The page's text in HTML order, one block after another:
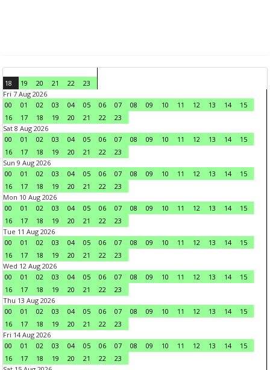
18 19 20 21 22
23
Fri 7 Aug 2026
00
01 02 03 04 05 06 07 08 09 10 11 12 13 14
15
16
17 18 19 20 21 22
23
Sat 8 Aug 2026
00
01 02 03 04 05 06 07 08 09 10 11 12 13 14
15
16
17 18 19 20 21 22
23
Sun 9 Aug 2026
00
01 02 03 04 05 06 07 08 09 10 11 12 13 14
15
16
17 18 19 20 21 22
23
Mon 10 Aug 2026
00
01 02 03 04 05 06 07 08 09 10 11 12 13 14
15
16
17 18 19 20 21 22
23
Tue 11 Aug 2026
00
01 02 03 04 05 06 07 08 09 10 11 12 13 14
15
16
17 18 19 20 21 22
23
Wed 12 Aug 2026
00
01 02 03 04 05 06 07 08 09 10 11 12 13 14
15
16
17 18 19 20 21 22
23
Thu 13 Aug 2026
00
01 02 03 04 05 06 07 08 09 10 11 12 13 14
15
16
17 18 19 20 21 22
23
Fri 14 Aug 2026
00
01 02 03 04 05 06 07 08 09 10 11 12 13 14
15
16
17 18 19 20 21 22
23